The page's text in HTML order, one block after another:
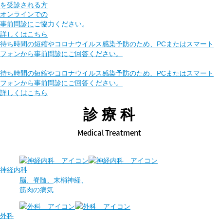
を受診される方
オンラインでの
事前問診に ご協力ください。
詳しくはこちら
待ち時間の短縮やコロナウイルス感染予防のため、PCまたはスマート
フォンから事前問診に ご回答ください。
待ち時間の短縮やコロナウイルス感染予防のため、PCまたはスマート
フォンから事前問診にご回答ください。
詳しくはこちら
診療科
Medical Treatment
神経内科
脳、脊髄、 末梢神経、
筋肉の病気
外科